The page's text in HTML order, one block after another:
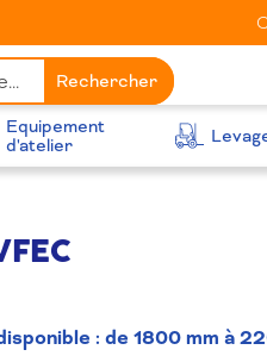
Rechercher
Equipement
d'atelier
: de 1800 mm à